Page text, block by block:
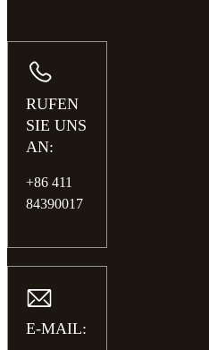
RUFEN
SIE UNS
AN:
+86 411
84390017
E-MAIL: